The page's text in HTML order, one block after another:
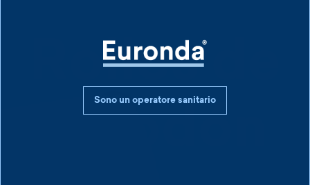
Rollos de
algodón
Sono un operatore sanitario